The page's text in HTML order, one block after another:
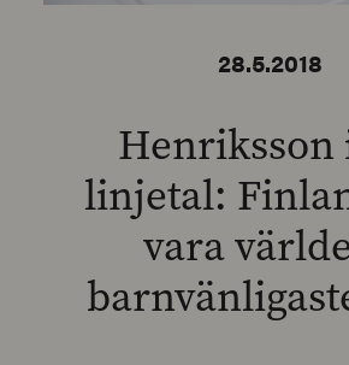
SEARCH
28.5.2018
Henriksson
linjetal:
vara